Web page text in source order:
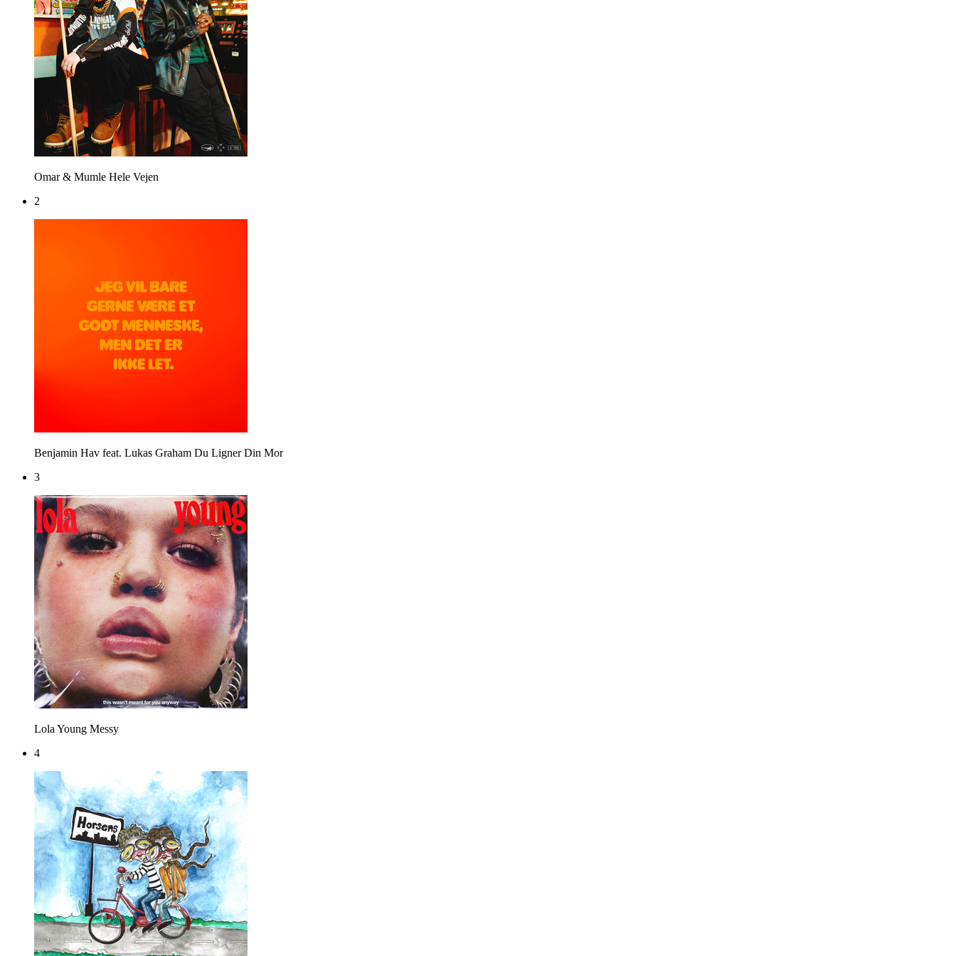
Omar & Mumle Hele Vejen
2
Benjamin Hav feat. Lukas Graham Du Ligner Din Mor
3
Lola Young Messy
4